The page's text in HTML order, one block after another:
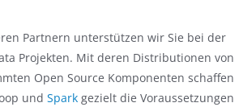
Partnern unterstützen wir Sie bei der
Projekten. Mit deren Distributionen von
Open Source Komponenten schaffen
und Spark gezielt die Voraussetzungen